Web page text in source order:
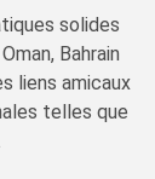
solides
Bahrain
liens amicaux
telles que